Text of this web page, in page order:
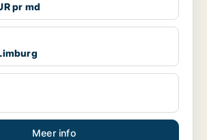
pr md
Meer info